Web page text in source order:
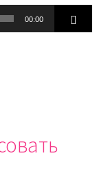
00:00